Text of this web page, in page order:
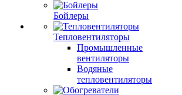
Бойлеры
Тепловентиляторы
Промышленные
вентиляторы
Водяные
тепловентиляторы